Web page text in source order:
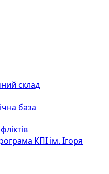
склад
база
КПІ ім. Ігоря